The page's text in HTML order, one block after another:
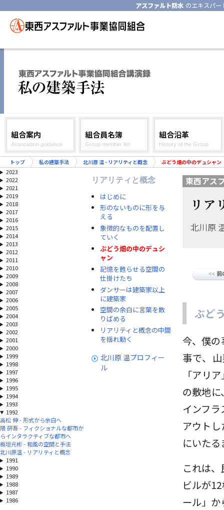
アスファルト防水 のエキスパ
組合案内
Association guidance
組合員名簿
Group member list
組合沿革
History of the Group
トップ 私の建築手法 北川原 温 - リアリティと概念 ぶどう畑の中のデュシャン
2023
2022
2021
2019
2018
2017
2016
2015
2014
2013
2012
2011
2010
2009
2008
2007
2006
2005
2004
2003
2002
2001
2000
1999
1998
1997
1996
1995
1994
1993
1992
高松 伸 - 形式から余白へ
隈 研吾 - フィクショナルな都市か
らインタラクティブな都市へ
板垣元彬 - 和風の空間と手法
北川原温 - リアリティと概念
1991
1990
1989
1988
1987
1986
リアリティと概念
はじめに
形のないものに形を与
える
象徴的なものを配置し
ていく
ぶどう畑の中のデュシ
ャン
記憶を甦らせる空間の
仕掛けたち
ダンサーは建築家以上
に建築家
空間の余白に言葉を散
りばめる
リアリティと概念の中間
を揺れ動く
北川原 温プロフィー
ル
東西アス
リア
北川原
ぶど
今、僕
事で、
「アリ
の敷地
インフ
アウト
にいた
これは
ビルが
ール」